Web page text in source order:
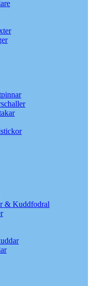
& Kuddfodral